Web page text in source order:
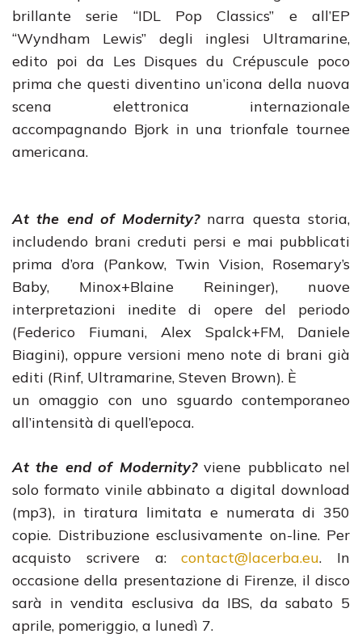
brillante serie “IDL Pop Classics” e all’EP
“Wyndham Lewis” degli inglesi Ultramarine,
edito poi da Les Disques du Crépuscule poco
prima che questi diventino un’icona della nuova
scena elettronica internazionale
accompagnando Bjork in una trionfale tournee
americana.
At the end of Modernity?narra questa storia,
includendo brani creduti persi e mai pubblicati
prima d’ora (Pankow, Twin Vision, Rosemary’s
Baby, Minox+Blaine Reininger), nuove
interpretazioni inedite di opere del periodo
(Federico Fiumani, Alex Spalck+FM, Daniele
Biagini), oppure versioni meno note di brani già
editi (Rinf, Ultramarine, Steven Brown). È
un omaggio con uno sguardo contemporaneo
all’intensità di quell’epoca.
At the end of Modernity?viene pubblicato nel
solo formato vinile abbinato a digital download
(mp3), in tiratura limitata e numerata di 350
copie. Distribuzione esclusivamente on-line. Per
acquisto scrivere a:contact@lacerba.eu. In
occasione della presentazione di Firenze, il disco
sarà in vendita esclusiva da IBS, da sabato 5
aprile, pomeriggio, a lunedì 7.